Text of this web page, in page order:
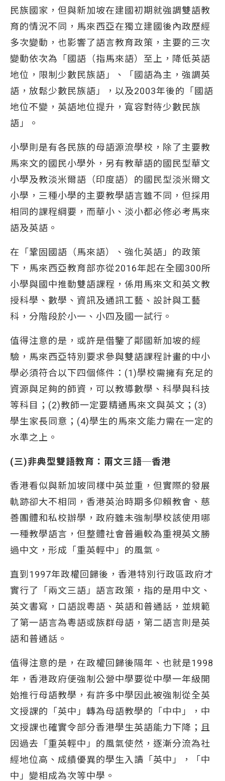
民族國家，但與新加坡在建國初期就強調雙語教
育的情況不同，馬來西亞在獨立建國後內政歷經
多次變動，也影響了語言教育政策，主要的三次
變動依次為「國語（指馬來語）至上，降低英語
地位，限制少數民族語」、「國語為主，強調英
語，放鬆少數民族語」，以及2003年後的「國語
地位不變，英語地位提升，寬容對待少數民族
語」。
小學則是有各民族的母語源流學校，除了主要教
馬來文的國民小學外，另有教華語的國民型華文
小學及教淡米爾語（印度語）的國民型淡米爾文
小學，三種小學的主要教學語言雖不同，但採用
相同的課程綱要，而華小、淡小都必修必考馬來
語及英語。
在「鞏固國語（馬來語）、強化英語」的政策
下，馬來西亞教育部亦從2016年起在全國300所
小學與國中推動雙語課程，係用馬來文和英文教
授科學、數學、資訊及通訊工藝、設計與工藝
科，分階段於小一、小四及國一試行。
值得注意的是，或許是借鑒了鄰國新加坡的經
驗，馬來西亞特別要求參與雙語課程計畫的中小
學必須符合以下四個條件：(1)學校需擁有充足的
資源與足夠的師資，可以教導數學、科學與科技
等科目；(2)教師一定要精通馬來文與英文；(3)
學生家長同意；(4)學生的馬來文能力需在一定的
水準之上。
(三)非典型雙語教育：兩文三語─香港
香港看似與新加坡同樣中英並重，但實際的發展
軌跡卻大不相同，香港英治時期多仰賴教會、慈
善團體和私校辦學，政府雖未強制學校該使用哪
一種教學語言，但整體社會普遍較為重視英文勝
過中文，形成「重英輕中」的風氣。
直到1997年政權回歸後，香港特別行政區政府才
實行了「兩文三語」語言政策，指的是用中文、
英文書寫，口語說粵語、英語和普通話，並規範
了第一語言為粵語或族群母語，第二語言則是英
語和普通話。
值得注意的是，在政權回歸後隔年、也就是1998
年，香港政府便強制公營中學要從中學一年級開
始推行母語教學，有許多中學因此被強制從全英
文授課的「英中」轉為母語教學的「中中」，中
文授課也確實令部分香港學生英語能力下降；且
因過去「重英輕中」的風氣使然，逐漸分流為社
經地位高、成績優異的學生入讀「英中」，「中
中」變相成為次等中學。